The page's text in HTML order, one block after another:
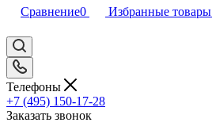
Сравнение0 Избранные товары
Телефоны
+7 (495) 150-17-28
Заказать звонок